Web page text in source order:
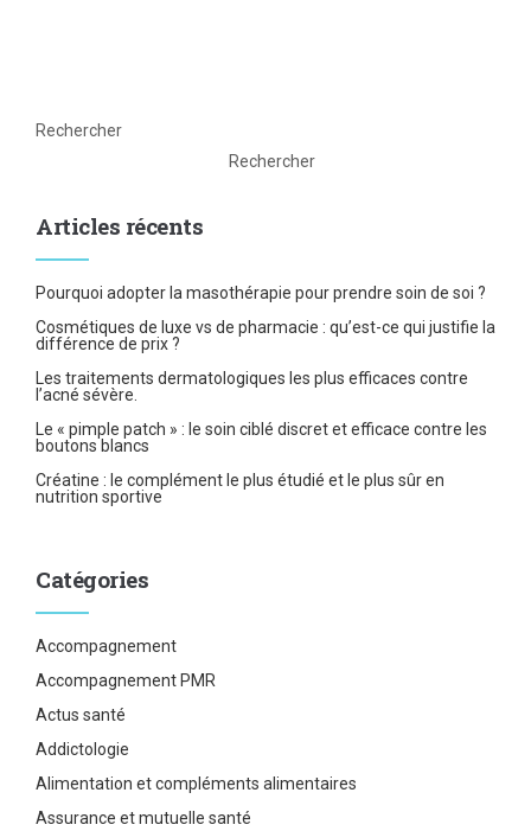
Rechercher
Rechercher
Articles récents
Pourquoi adopter la masothérapie pour prendre soin de soi ?
Cosmétiques de luxe vs de pharmacie : qu’est-ce qui justifie la
différence de prix ?
Les traitements dermatologiques les plus efficaces contre
l’acné sévère.
Le « pimple patch » : le soin ciblé discret et efficace contre les
boutons blancs
Créatine : le complément le plus étudié et le plus sûr en
nutrition sportive
Catégories
Accompagnement
Accompagnement PMR
Actus santé
Addictologie
Alimentation et compléments alimentaires
Assurance et mutuelle santé